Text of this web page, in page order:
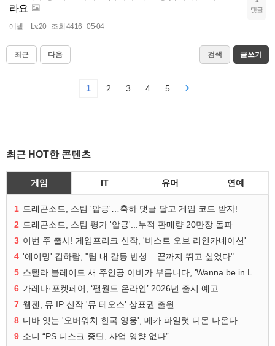
라요
에넬 Lv.20 조회 4416 05-04
댓글
최근 다음 검색 글쓰기
1 2 3 4 5
최근 HOT한 콘텐츠
게임 IT 유머 연예
1 드래곤소드, 스팀 '압긍'…축하 댓글 달고 게임 코드 받자!
2 드래곤소드, 스팀 평가 '압긍'...누적 판매량 20만장 돌파
3 이번 주 출시! 게임프리크 신작, '비스트 오브 리인카네이션'
4 '에이밍' 김하람, "팀 내 갈등 반성... 끝까지 뛰고 싶었다"
5
6 가레나·포켓페어, ‘팰월드 온라인’ 2026년 출시 예고
7 웹젠, 뮤 IP 신작 '뮤 테오스' 상표권 출원
8 디바 잇는 '오버워치 한국 영웅', 메카 파일럿 디몬 나온다
9 소니 “PS 디스크 중단, 사업 영향 없다”